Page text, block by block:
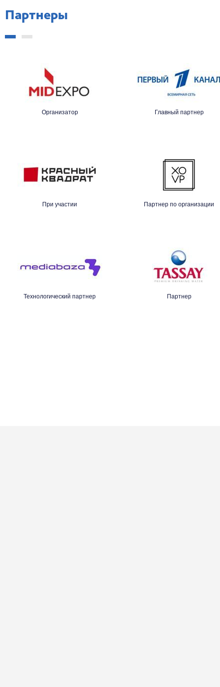
Партнеры
Организатор Главный партнер
При участии Партнер по организации
Технологический партнер Партнер